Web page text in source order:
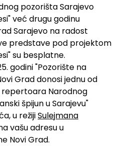
pozorišta Sarajevo
već drugu godinu
Sarajevo na radost
predstave pod projektom
su besplatne.
godini "Pozorište na
Grad donosi jednu od
repertoara Narodnog
špijun u Sarajevu"
u režijiSulejmana
vašu adresu u
Novi Grad.